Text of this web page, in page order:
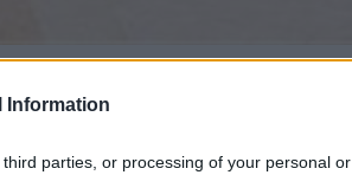
Information
parties, or processing of your personal or